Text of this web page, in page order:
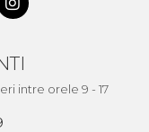
intre orele 9 - 17